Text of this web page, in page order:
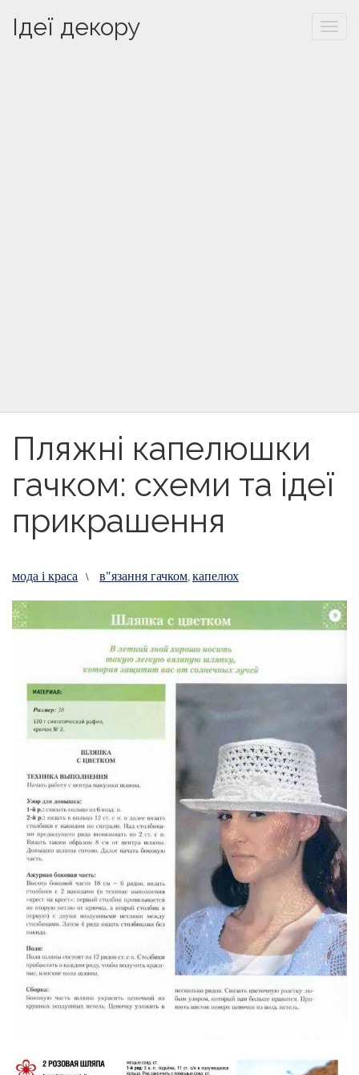
Ідеї декору
Пляжні капелюшки
гачком: схеми та ідеї
прикрашення
мода і краса \ в"язання гачком,капелюх